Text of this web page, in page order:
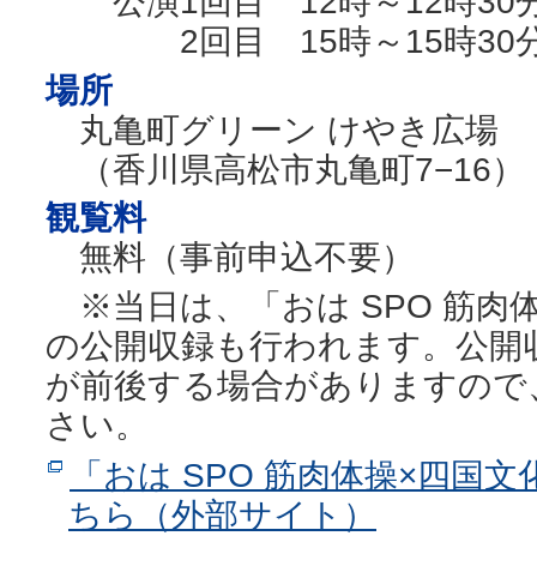
2回目 15時～15時30
場所
丸亀町グリーン けやき広場
（香川県高松市丸亀町7−16）
観覧料
無料（事前申込不要）
※当日は、「おは SPO 筋肉
の公開収録も行われます。公
が前後する場合がありますの
さい。
「おは SPO 筋肉体操×四国
ちら（外部サイト）